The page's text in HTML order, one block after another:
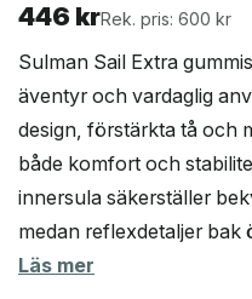
446 krRek. pris: 600 kr
Sulman Sail Extra
äventyr och vardaglig
design, förstärkta tå och
både komfort och
innersula säkerställer
medan reflexdetaljer bak
Läs mer